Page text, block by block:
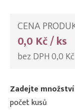
CENA
0,0 Kč / ks
bez DPH 0,0 Kč
Zadejte množství
počet kusů